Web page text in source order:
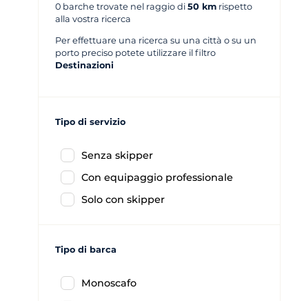
0 barche trovate nel raggio di 50 km rispetto
alla vostra ricerca
Per effettuare una ricerca su una città o su un
porto preciso potete utilizzare il filtro
Destinazioni
Tipo di servizio
Senza skipper
Con equipaggio professionale
Solo con skipper
Tipo di barca
Monoscafo